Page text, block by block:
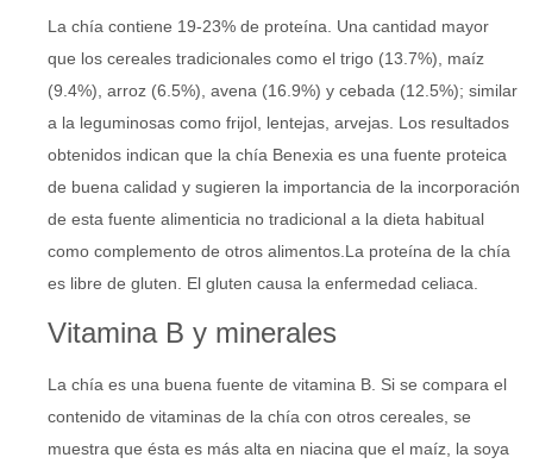
La chía contiene 19-23% de proteína. Una cantidad mayor
que los cereales tradicionales como el trigo (13.7%), maíz
(9.4%), arroz (6.5%), avena (16.9%) y cebada (12.5%); similar
a la leguminosas como frijol, lentejas, arvejas. Los resultados
obtenidos indican que la chía Benexia es una fuente proteica
de buena calidad y sugieren la importancia de la incorporación
de esta fuente alimenticia no tradicional a la dieta habitual
como complemento de otros alimentos.La proteína de la chía
es libre de gluten. El gluten causa la enfermedad celiaca.
Vitamina B y minerales
La chía es una buena fuente de vitamina B. Si se compara el
contenido de vitaminas de la chía con otros cereales, se
muestra que ésta es más alta en niacina que el maíz, la soya